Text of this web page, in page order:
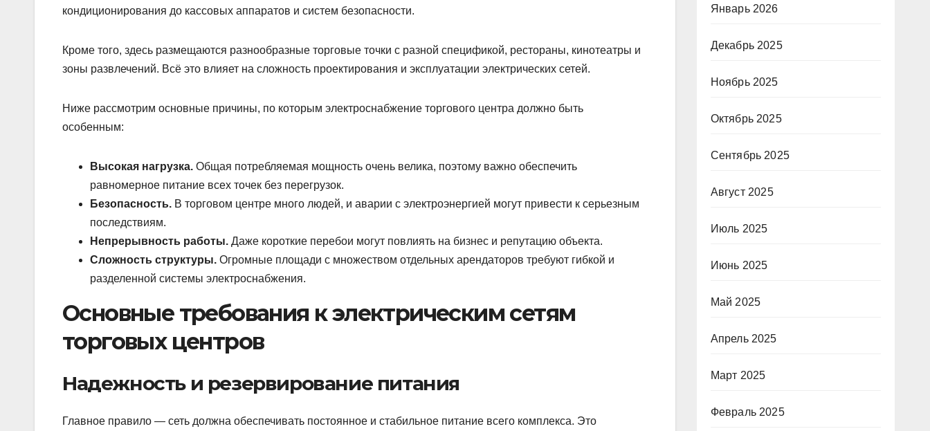
кондиционирования до кассовых аппаратов и систем безопасности.
Кроме того, здесь размещаются разнообразные торговые точки с разной спецификой, рестораны, кинотеатры и
зоны развлечений. Всё это влияет на сложность проектирования и эксплуатации электрических сетей.
Ниже рассмотрим основные причины, по которым электроснабжение торгового центра должно быть
особенным:
Высокая нагрузка. Общая потребляемая мощность очень велика, поэтому важно обеспечить
равномерное питание всех точек без перегрузок.
Безопасность. В торговом центре много людей, и аварии с электроэнергией могут привести к серьезным
последствиям.
Непрерывность работы. Даже короткие перебои могут повлиять на бизнес и репутацию объекта.
Сложность структуры. Огромные площади с множеством отдельных арендаторов требуют гибкой и
разделенной системы электроснабжения.
Основные требования к электрическим сетям
торговых центров
Надежность и резервирование питания
Главное правило — сеть должна обеспечивать постоянное и стабильное питание всего комплекса. Это
Январь 2026
Декабрь 2025
Ноябрь 2025
Октябрь 2025
Сентябрь 2025
Август 2025
Июль 2025
Июнь 2025
Май 2025
Апрель 2025
Март 2025
Февраль 2025